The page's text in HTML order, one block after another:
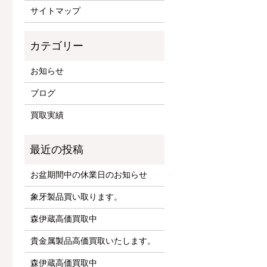
サイトマップ
お知らせ
ブログ
買取実績
お盆期間中の休業日のお知らせ
象牙製品買い取ります。
森伊蔵高価買取中
貴金属製品高価買取いたします。
森伊蔵高価買取中